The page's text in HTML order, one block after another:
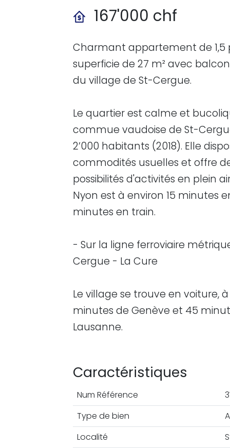
167'000 chf
Charmant appartement de 1,5
superficie de 27 m² avec
du village de St-Cergue.
Le quartier est calme et
commue vaudoise de St-
2’000 habitants (2018). Elle
commodités usuelles et offre
possibilités d'activités en plein
Nyon est à environ 15 minutes
minutes en train.
- Sur la ligne ferroviaire
Cergue - La Cure
Le village se trouve en voiture,
minutes de Genève et 45
Lausanne.
Caractéristiques
Num Référence
Type de bien
Localité